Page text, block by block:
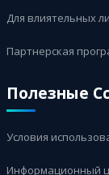
Для влиятельных
Партнерская
Полезные
Условия
Информационный